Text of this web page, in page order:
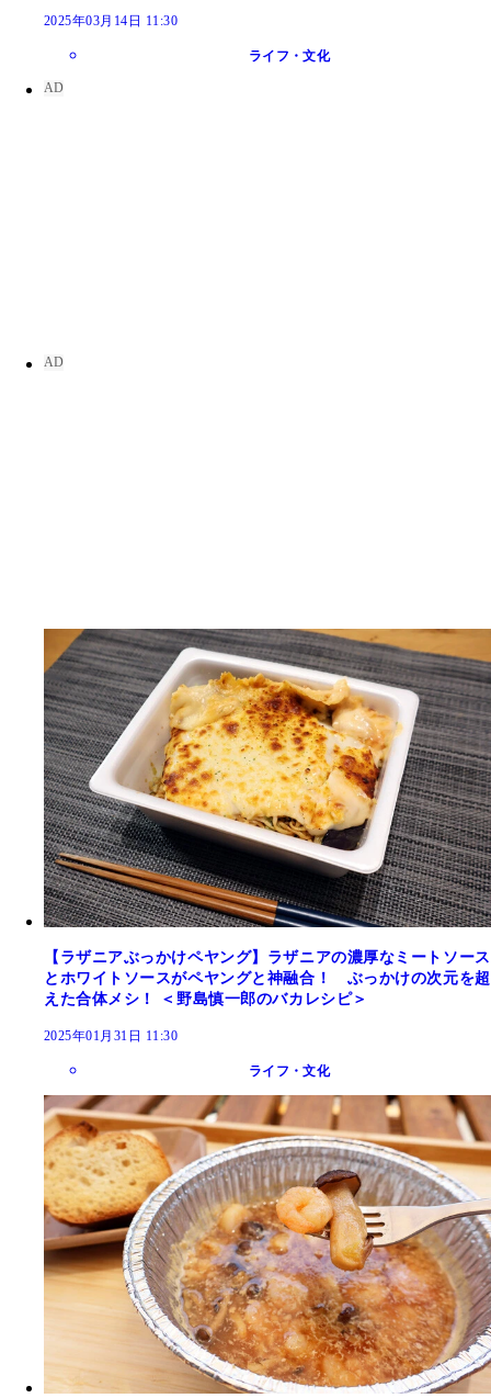
2025年03月14日 11:30
ライフ・文化
【ラザニアぶっかけペヤング】ラザニアの濃厚なミートソース
とホワイトソースがペヤングと神融合！ ぶっかけの次元を超
えた合体メシ！ ＜野島慎一郎のバカレシピ＞
2025年01月31日 11:30
ライフ・文化